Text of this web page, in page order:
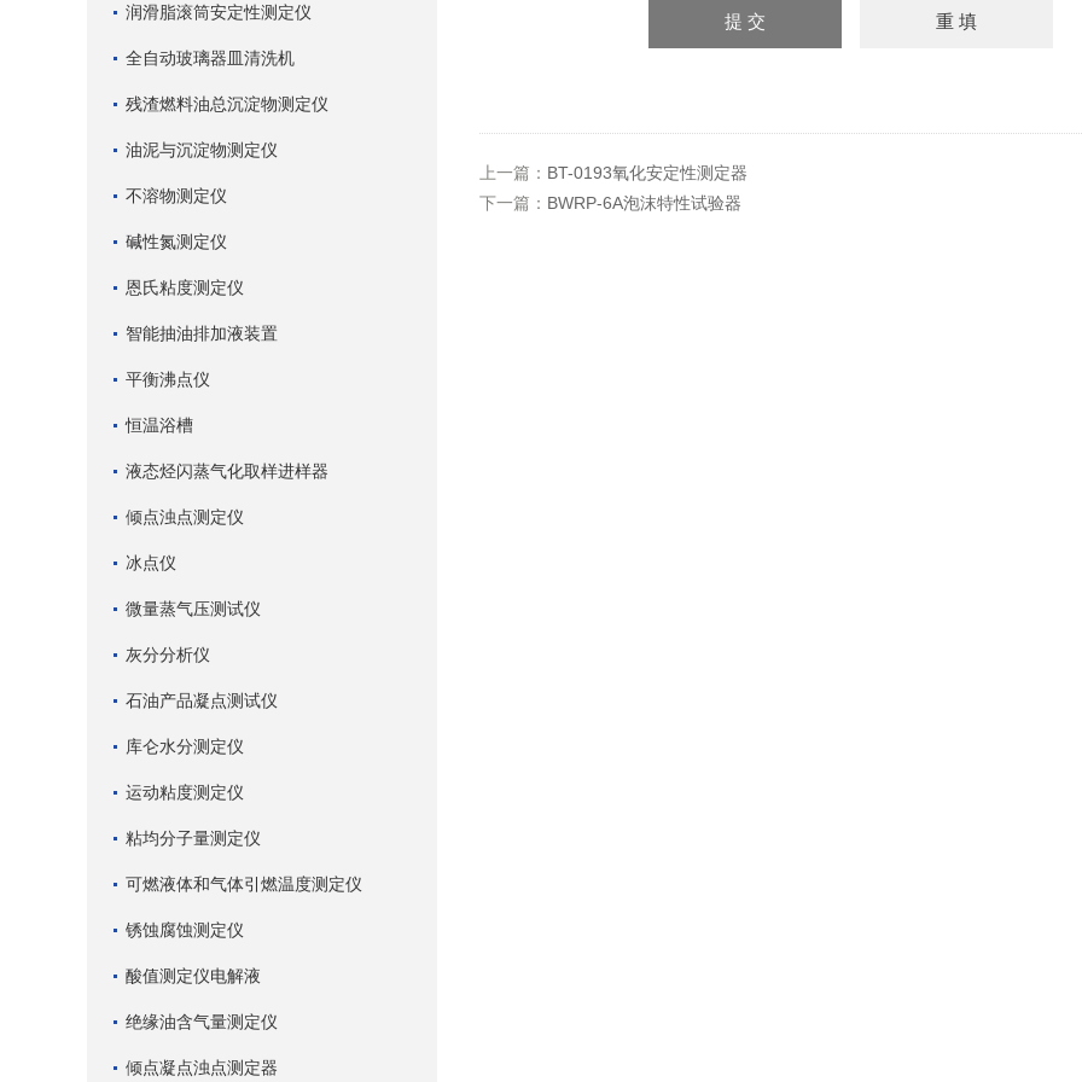
润滑脂滚筒安定性测定仪
全自动玻璃器皿清洗机
残渣燃料油总沉淀物测定仪
油泥与沉淀物测定仪
不溶物测定仪
碱性氮测定仪
恩氏粘度测定仪
智能抽油排加液装置
平衡沸点仪
恒温浴槽
液态烃闪蒸气化取样进样器
倾点浊点测定仪
冰点仪
微量蒸气压测试仪
灰分分析仪
石油产品凝点测试仪
库仑水分测定仪
运动粘度测定仪
粘均分子量测定仪
可燃液体和气体引燃温度测定仪
锈蚀腐蚀测定仪
酸值测定仪电解液
绝缘油含气量测定仪
倾点凝点浊点测定器
上一篇： BT-0193氧化安定性测定器
下一篇： BWRP-6A泡沫特性试验器